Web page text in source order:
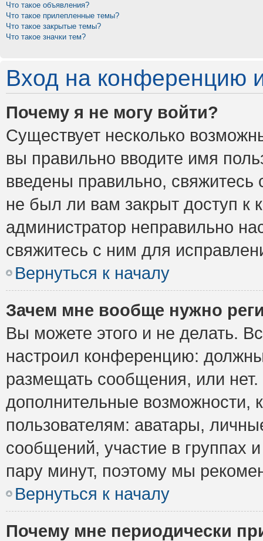
Что такое объявления?
Что такое прилепленные темы?
Что такое закрытые темы?
Что такое значки тем?
Вход на конференцию
Почему я не могу войти?
Существует несколько
вы правильно вводите имя
введены правильно,
не был ли вам закрыт доступ к
администратор неправильно
свяжитесь с ним для
Вернуться к началу
Зачем мне вообще нужно
Вы можете этого и не делать.
настроил конференцию:
размещать сообщения, или
дополнительные возможности,
пользователям: аватары,
сообщений, участие в группах
пару минут, поэтому мы
Вернуться к началу
Почему мне периодически